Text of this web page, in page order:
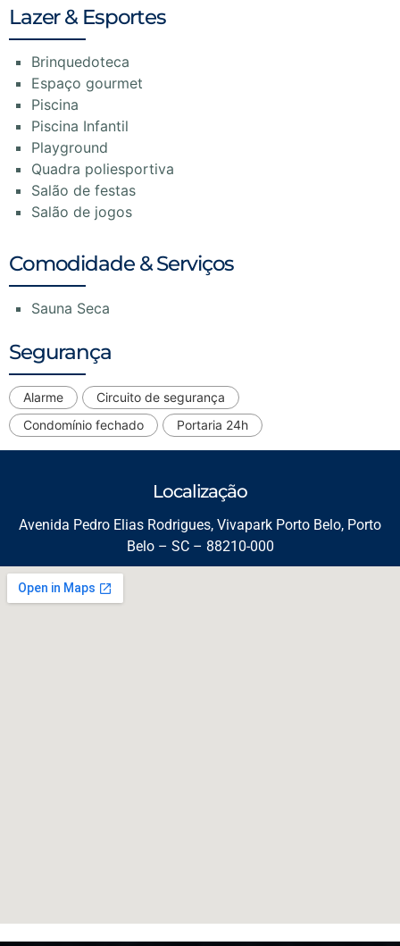
Lazer & Esportes
Brinquedoteca
Espaço gourmet
Piscina
Piscina Infantil
Playground
Quadra poliesportiva
Salão de festas
Salão de jogos
Comodidade & Serviços
Sauna Seca
Segurança
Alarme
Circuito de segurança
Condomínio fechado
Portaria 24h
Localização
Avenida Pedro Elias Rodrigues, Vivapark Porto Belo, Porto
Belo – SC – 88210-000